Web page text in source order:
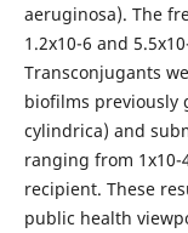
aeruginosa). The
1.2x10-6 and
Transconjugants
biofilms previously
cylindrica) and
ranging from
recipient. These
public health